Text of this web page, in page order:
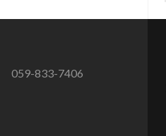
059-833-7406